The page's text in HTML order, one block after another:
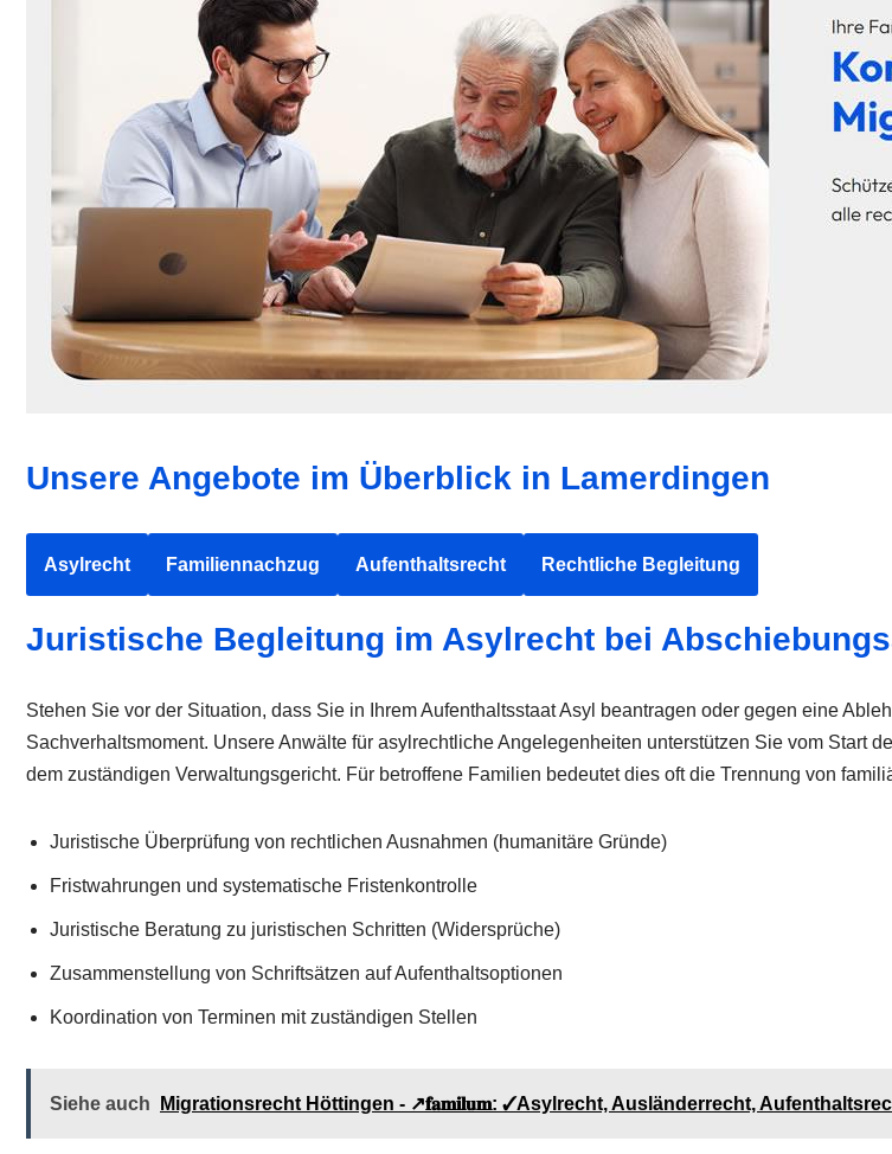
Unsere Angebote im Überblick in Lamerdingen
Asylrecht Familiennachzug Aufenthaltsrecht Rechtliche Begleitung
Juristische Begleitung im Asylrecht bei
Stehen Sie vor der Situation, dass Sie in Ihrem Aufenthaltsstaat Asyl beantragen oder gegen eine
Sachverhaltsmoment. Unsere Anwälte für asylrechtliche Angelegenheiten unterstützen Sie vom Start
dem zuständigen Verwaltungsgericht. Für betroffene Familien bedeutet dies oft die Trennung von
Juristische Überprüfung von rechtlichen Ausnahmen (humanitäre Gründe)
Fristwahrungen und systematische Fristenkontrolle
Juristische Beratung zu juristischen Schritten (Widersprüche)
Zusammenstellung von Schriftsätzen auf Aufenthaltsoptionen
Koordination von Terminen mit zuständigen Stellen
Siehe auch Migrationsrecht Höttingen - ↗️𝐟𝐚𝐦𝐢𝐥𝐮𝐦: ✓Asylrecht, Ausländerrecht,